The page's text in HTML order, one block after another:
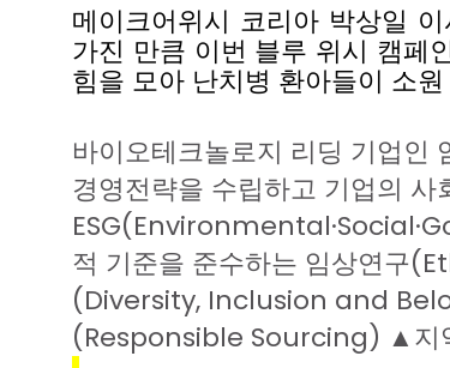
메이크어위시 코리아 박상일
가진 만큼 이번 블루 위시 캠페
힘을 모아 난치병 환아들이 소원
바이오테크놀로지 리딩 기업인
경영전략을 수립하고 기업의 사
ESG
적 기준을 준수하는 임상연구
(Diversity, Inclusion and
(Responsible Sourcing) ▲지